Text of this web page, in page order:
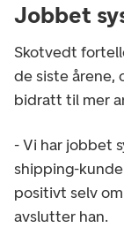
Jobbet
Skotvedt
de siste årene,
bidratt til mer
- Vi har jobbet
shipping-
positivt selv
avslutter han.